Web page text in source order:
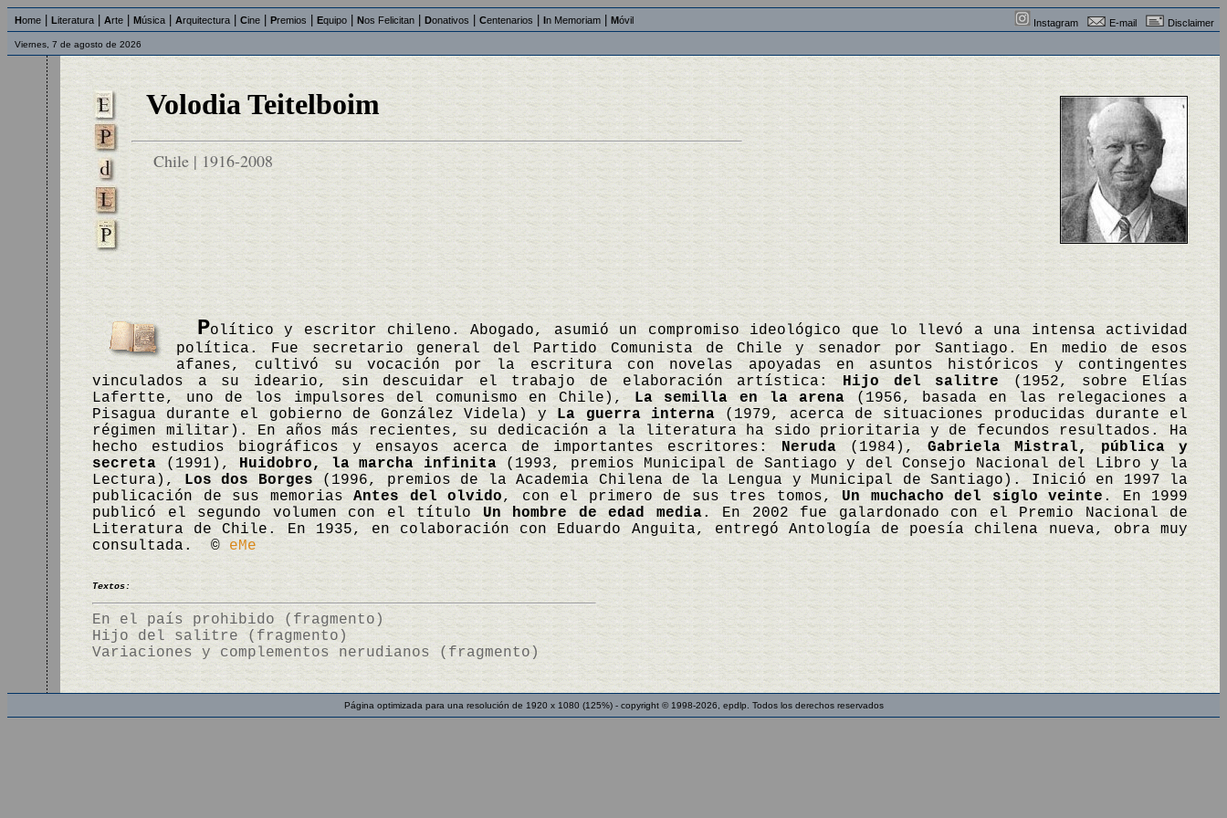
Home Literatura Arte Música Arquitectura Cine Premios Equipo Nos Felicitan Donativos Centenarios In Memoriam Móvil Instagram E-mail Disclaimer
Viernes, 7 de agosto de 2026
Volodia Teitelboim
Chile | 1916-2008
Político y escritor chileno. Abogado, asumió un compromiso ideológico que lo llevó a una intensa actividad
política. Fue secretario general del Partido Comunista de Chile y senador por Santiago. En medio de esos
afanes, cultivó su vocación por la escritura con novelas apoyadas en asuntos históricos y contingentes
vinculados a su ideario, sin descuidar el trabajo de elaboración artística: Hijo del salitre (1952, sobre Elías
Lafertte, uno de los impulsores del comunismo en Chile), La semilla en la arena (1956, basada en las relegaciones a
Pisagua durante el gobierno de González Videla) yLa guerra interna(1979, acerca de situaciones producidas durante el
régimen militar). En años más recientes, su dedicación a la literatura ha sido prioritaria y de fecundos resultados. Ha
hecho estudios biográficos y ensayos acerca de importantes escritores: Neruda(1984), Gabriela Mistral, pública y
secreta(1991), Huidobro, la marcha infinita(1993, premios Municipal de Santiago y del Consejo Nacional del Libro y la
Lectura), Los dos Borges(1996, premios de la Academia Chilena de la Lengua y Municipal de Santiago). Inició en 1997 la
publicación de sus memorias Antes del olvido, con el primero de sus tres tomos, Un muchacho del siglo veinte . En 1999
publicó el segundo volumen con el títuloUn hombre de edad media. En 2002 fue galardonado con el Premio Nacional de
Literatura de Chile. En 1935, en colaboración con Eduardo Anguita, entregó Antología de poesía chilena nueva, obra muy
consultada. © eMe
Textos:
En el país prohibido (fragmento)
Hijo del salitre (fragmento)
Variaciones y complementos nerudianos (fragmento)
Página optimizada para una resolución de 1920 x 1080 (125%) - copyright © 1998-2026, epdlp. Todos los derechos reservados